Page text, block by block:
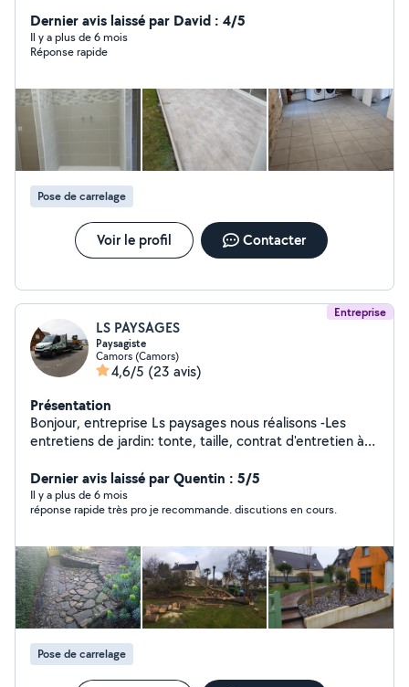
Dernier avis laissé par David : 4/5
Il y a plus de 6 mois
Réponse rapide
Pose de carrelage
Voir le profil Contacter
Entreprise
LS PAYSAGES
Paysagiste
Camors (Camors)
4,6/5 (23 avis)
Présentation
Bonjour, entreprise Ls paysages nous réalisons -Les
entretiens de jardin: tonte, taille, contrat d'entretien à
pavages, Enrobé, clôture etc...
Dernier avis laissé par Quentin : 5/5
Il y a plus de 6 mois
réponse rapide très pro je recommande. discutions en cours.
Pose de carrelage